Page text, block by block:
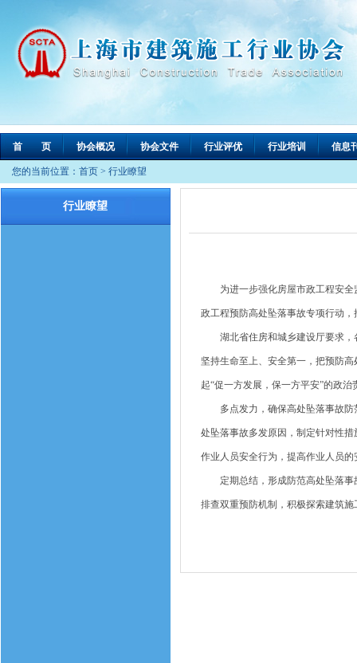
首 页 协会概况 协会文件 行业评优 行业培训 信息
您的当前位置： 首页 > 行业瞭望
行业瞭望
为进一步强化房屋市政工程安全
政工程预防高处坠落事故专项行动
湖北省住房和城乡建设厅要求，
坚持生命至上、安全第一，把预防
起“促一方发展，保一方平安”的政
多点发力，确保高处坠落事故防
处坠落事故多发原因，制定针对性
作业人员安全行为，提高作业人员
定期总结，形成防范高处坠落事
排查双重预防机制，积极探索建筑